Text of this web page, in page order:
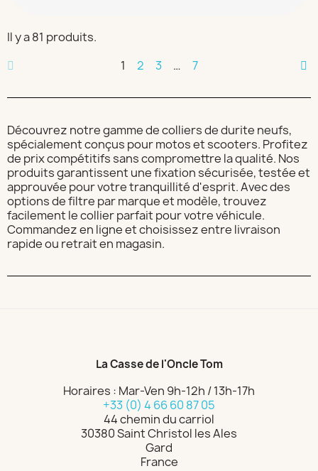
Il y a 81 produits.
1
2 3 … 7
Découvrez notre gamme de colliers de durite neufs,
spécialement conçus pour motos et scooters. Profitez
de prix compétitifs sans compromettre la qualité. Nos
produits garantissent une fixation sécurisée, testée et
approuvée pour votre tranquillité d'esprit. Avec des
options de filtre par marque et modèle, trouvez
facilement le collier parfait pour votre véhicule.
Commandez en ligne et choisissez entre livraison
rapide ou retrait en magasin.
La Casse de l'Oncle Tom
Horaires : Mar-Ven 9h-12h / 13h-17h
+33 (0) 4 66 60 87 05
44 chemin du carriol
30380 Saint Christol les Ales
Gard
France